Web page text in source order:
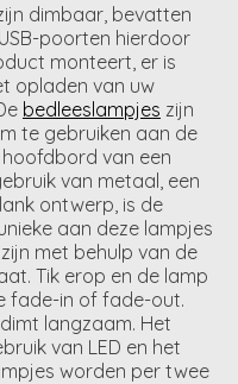
dimbaar, bevatten
poorten hierdoor
monteert, er is
opladen van uw
bedleeslampjes zijn
te gebruiken aan de
van een
van metaal, een
ontwerp, is de
aan deze lampjes
met behulp van de
Tik erop en de lamp
fade-in of fade-out.
langzaam. Het
van LED en het
worden per twee